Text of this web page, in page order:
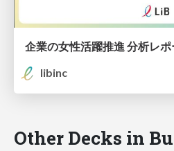
libinc
Other Decks in